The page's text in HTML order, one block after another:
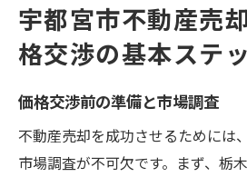
宇都宮市不動産売
格交渉の基本ステ
価格交渉前の準備と市場調査
不動産売却を成功させるためには
市場調査が不可欠です。まず、栃